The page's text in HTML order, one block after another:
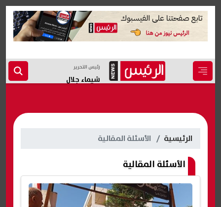
رئيس التحرير
شيماء جلال
الرئيسية الأسئلة المقالية
الأسئلة المقالية